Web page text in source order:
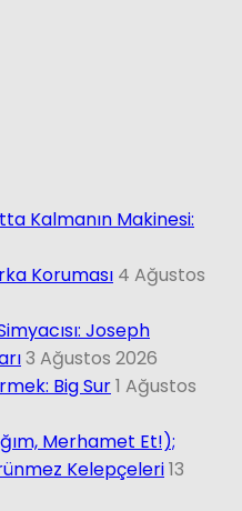
Kalmanın Makinesi:
Koruması 4 Ağustos
Joseph
3 Ağustos 2026
Big Sur1 Ağustos
Merhamet Et!);
Kelepçeleri13